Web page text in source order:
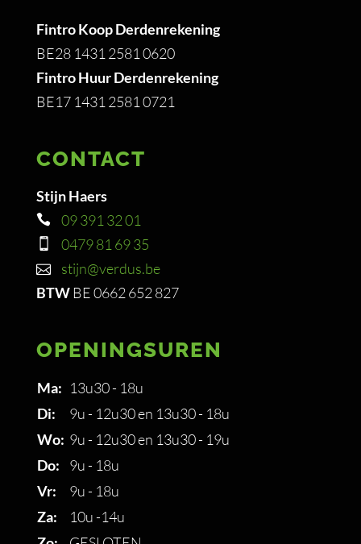
Fintro Koop Derdenrekening
BE28 1431 2581 0620
Fintro Huur Derdenrekening
BE17 1431 2581 0721
CONTACT
Stijn Haers
09 391 32 01
0479 81 69 35
stijn@verdus.be
BTWBE 0662 652 827
OPENINGSUREN
Ma: 13u30 - 18u
Di:
9u - 12u30 en 13u30 - 18u
Wo: 9u - 12u30 en 13u30 - 19u
Do:
9u - 18u
Vr:
9u - 18u
Za:
10u -14u